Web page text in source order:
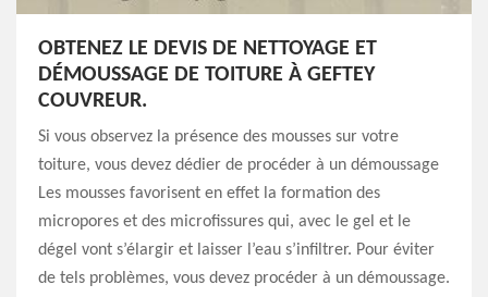
OBTENEZ LE DEVIS DE NETTOYAGE ET
DÉMOUSSAGE DE TOITURE À GEFTEY
COUVREUR.
Si vous observez la présence des mousses sur votre
toiture, vous devez dédier de procéder à un démoussage
Les mousses favorisent en effet la formation des
micropores et des microfissures qui, avec le gel et le
dégel vont s’élargir et laisser l’eau s’infiltrer. Pour éviter
de tels problèmes, vous devez procéder à un démoussage.